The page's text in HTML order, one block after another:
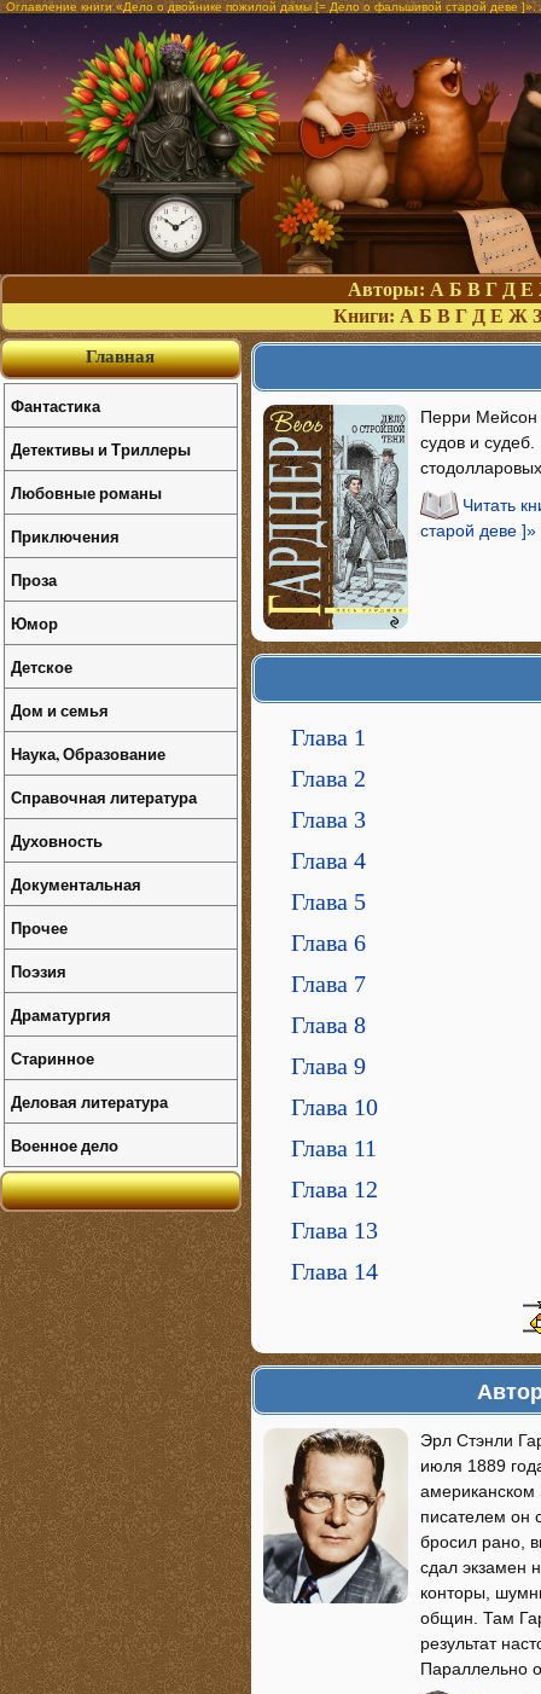
Оглавление книги «Дело о двойнике пожилой дамы [= Дело о фальшивой старой деве
Авторы: А Б В Г Д Е
Книги: А Б В Г Д Е Ж З
Перри Мейсон
судов и
Читать
старой деве ]»
Глава 1
Глава 2
Глава 3
Глава 4
Глава 5
Глава 6
Глава 7
Глава 8
Глава 9
Глава 10
Глава 11
Глава 12
Глава 13
Глава 14
Эрл Стэнли
июля 1889
американском
писателем он
бросил рано,
сдал экзамен
конторы,
общин. Там
результат
Параллельно
Главная
Фантастика
Детективы и Триллеры
Любовные романы
Приключения
Проза
Юмор
Детское
Дом и семья
Наука, Образование
Справочная литература
Духовность
Документальная
Прочее
Поэзия
Драматургия
Старинное
Деловая литература
Военное дело